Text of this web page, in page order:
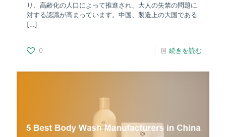
り、高齢化の人口によって推進され、大人の失禁の問題に
対する認識が高まっています。中国、製造上の大国である
[…]
0 続きを読む